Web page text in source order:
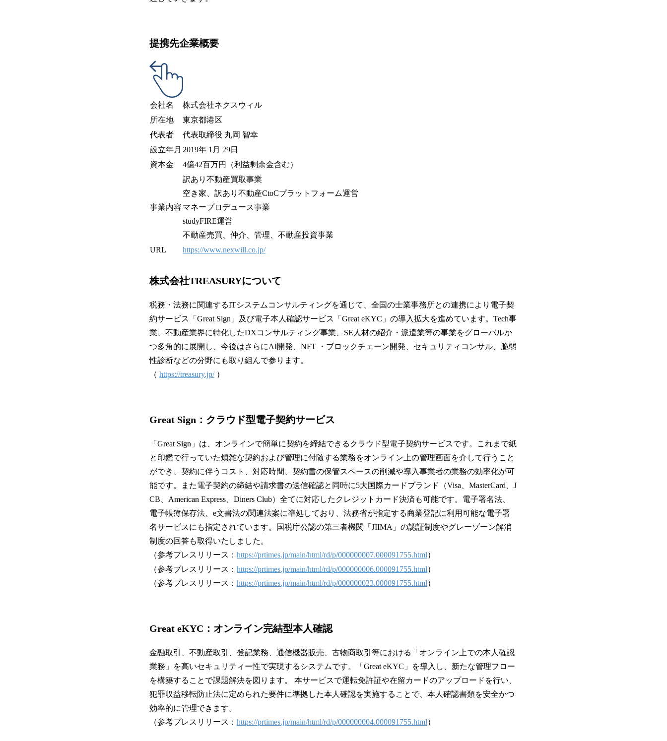
提携先企業概要
会社名
株式会社ネクスウィル
所在地
東京都港区
代表者
代表取締役 丸岡 智幸
設立年月 2019年 1月 29日
資本金
4億42百万円（利益剰余金含む）
事業内容
訳あり不動産買取事業
空き家、訳あり不動産CtoCプラットフォーム運営
マネープロデュース事業
studyFIRE運営
不動産売買、仲介、管理、不動産投資事業
URL
https://www.nexwill.co.jp/
株式会社TREASURYについて
税務・法務に関連するITシステムコンサルティングを通じて、全国の士業事務所との連携により電子契
約サービス「Great Sign」及び電子本人確認サービス「Great eKYC」の導入拡大を進めています。Tech事
業、不動産業界に特化したDXコンサルティング事業、SE人材の紹介・派遣業等の事業をグローバルか
つ多角的に展開し、今後はさらにAI開発、NFT ・ブロックチェーン開発、セキュリティコンサル、脆弱
性診断などの分野にも取り組んで参ります。
（ https://treasury.jp/）
Great Sign：クラウド型電子契約サービス
「Great Sign」は、オンラインで簡単に契約を締結できるクラウド型電子契約サービスです。これまで紙
と印鑑で行っていた煩雑な契約および管理に付随する業務をオンライン上の管理画面を介して行うこと
ができ、契約に伴うコスト、対応時間、契約書の保管スペースの削減や導入事業者の業務の効率化が可
能です。また電子契約の締結や請求書の送信確認と同時に5大国際カードブランド（Visa、MasterCard、J
CB、American Express、Diners Club）全てに対応したクレジットカード決済も可能です。電子署名法、
電子帳簿保存法、e文書法の関連法案に凖処しており、法務省が指定する商業登記に利用可能な電子署
名サービスにも指定されています。国税庁公認の第三者機関「JIIMA」の認証制度やグレーゾーン解消
制度の回答も取得いたしました。
（参考プレスリリース： https://prtimes.jp/main/html/rd/p/000000007.000091755.html）
（参考プレスリリース： https://prtimes.jp/main/html/rd/p/000000006.000091755.html）
（参考プレスリリース： https://prtimes.jp/main/html/rd/p/000000023.000091755.html）
Great eKYC：オンライン完結型本人確認
金融取引、不動産取引、登記業務、通信機器販売、古物商取引等における「オンライン上での本人確認
業務」を高いセキュリティー性で実現するシステムです。「Great eKYC」を導⼊し、新たな管理フロー
を構築することで課題解決を図ります。 本サービスで運転免許証や在留カードのアップロードを行い、
犯罪収益移転防⽌法に定められた要件に準拠した本⼈確認を実施することで、本⼈確認書類を安全かつ
効率的に管理できます。
（参考プレスリリース： https://prtimes.jp/main/html/rd/p/000000004.000091755.html）